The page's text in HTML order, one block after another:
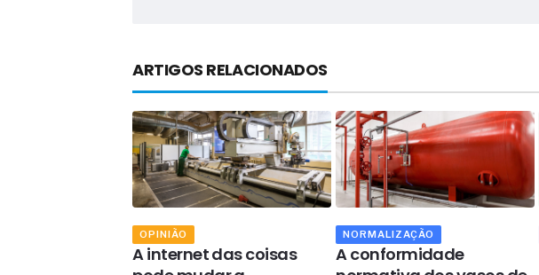
ARTIGOS RELACIONADOS
OPINIÃO
A internet das coisas
NORMALIZAÇÃO
A conformidade